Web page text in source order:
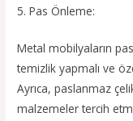
5. Pas Önleme:
Metal mobilyaların
temizlik yapmalı ve
Ayrıca, paslanmaz
malzemeler tercih